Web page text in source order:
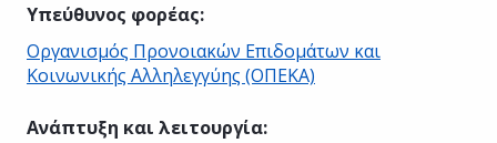
Υπεύθυνος φορέας:
Οργανισμός Προνοιακών Επιδομάτων και
Κοινωνικής Αλληλεγγύης (ΟΠΕΚΑ)
Ανάπτυξη και λειτουργία: